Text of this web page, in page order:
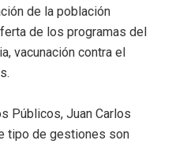
de la población
de los programas del
vacunación contra el
Públicos, Juan Carlos
tipo de gestiones son